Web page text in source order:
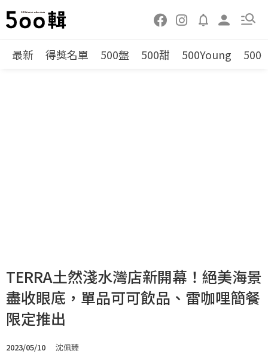
最新 得獎名單 500盤 500甜 500Young 500
TERRA土然淺水灣店新開幕！絕美海景
盡收眼底，單品可可飲品、雷咖哩簡餐
限定推出
2023/05/10 沈佩臻